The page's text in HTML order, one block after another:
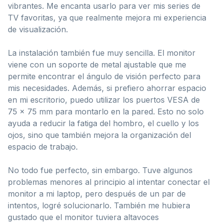
vibrantes. Me encanta usarlo para ver mis series de
TV favoritas, ya que realmente mejora mi experiencia
de visualización.
La instalación también fue muy sencilla. El monitor
viene con un soporte de metal ajustable que me
permite encontrar el ángulo de visión perfecto para
mis necesidades. Además, si prefiero ahorrar espacio
en mi escritorio, puedo utilizar los puertos VESA de
75 x 75 mm para montarlo en la pared. Esto no solo
ayuda a reducir la fatiga del hombro, el cuello y los
ojos, sino que también mejora la organización del
espacio de trabajo.
No todo fue perfecto, sin embargo. Tuve algunos
problemas menores al principio al intentar conectar el
monitor a mi laptop, pero después de un par de
intentos, logré solucionarlo. También me hubiera
gustado que el monitor tuviera altavoces